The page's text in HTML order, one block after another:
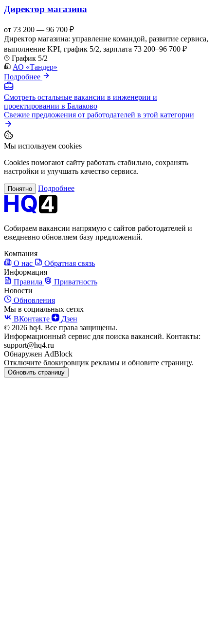
Директор магазина
от 73 200 — 96 700 ₽
Директор магазина: управление командой, развитие сервиса,
выполнение KPI, график 5/2, зарплата 73 200–96 700 ₽
График 5/2
АО «Тандер»
Подробнее
Смотреть остальные вакансии в инженерии и
проектировании в Балаково
Свежие предложения от работодателей в этой категории
Мы используем cookies
Cookies помогают сайту работать стабильно, сохранять
настройки и улучшать качество сервиса.
Понятно Подробнее
Собираем вакансии напрямую с сайтов работодателей и
ежедневно обновляем базу предложений.
Компания
О нас
Обратная связь
Информация
Правила
Приватность
Новости
Обновления
Мы в социальных сетях
ВКонтакте
Дзен
© 2026 hq4. Все права защищены.
Информационный сервис для поиска вакансий. Контакты:
support@hq4.ru
Обнаружен AdBlock
Отключите блокировщик рекламы и обновите страницу.
Обновить страницу